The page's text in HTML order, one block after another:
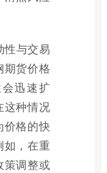
性与交易
期货价格
迅速扩
这种情况
价格的快
如，在重
策调整或